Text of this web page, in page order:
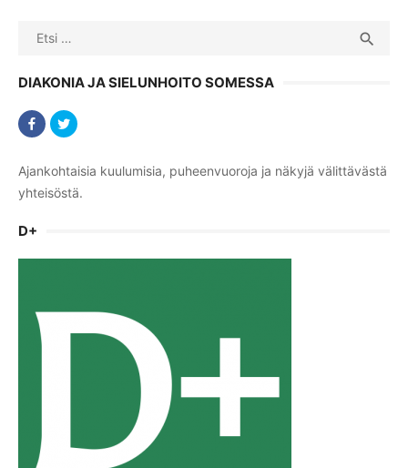
Search

DIAKONIA JA SIELUNHOITO SOMESSA
Ajankohtaisia kuulumisia, puheenvuoroja ja näkyjä välittävästä
yhteisöstä.
D+